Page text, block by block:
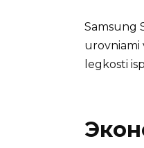
Samsung
urovniami
legkosti